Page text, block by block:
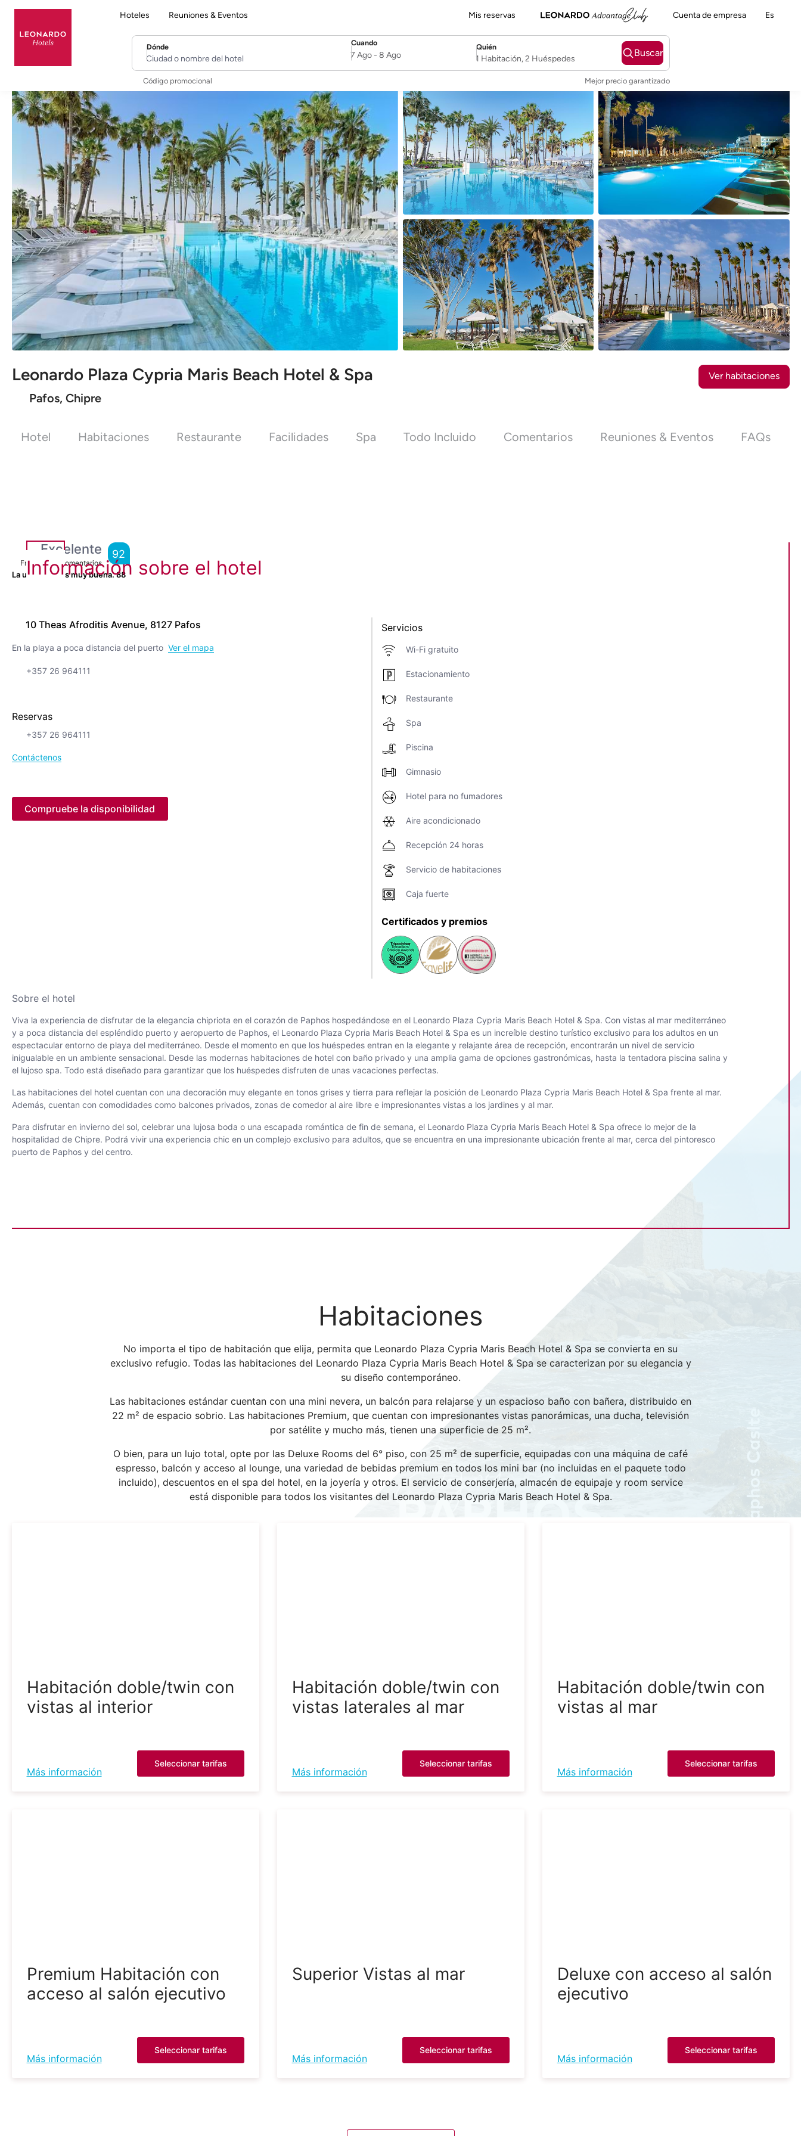
Hoteles Reuniones & Eventos Mis reservas Cuenta de empresa Es
Leonardo Plaza Cypria Maris Beach Hotel & Spa
Pafos, Chipre
Ver habitaciones
Dónde
Ciudad o nombre del hotel
Cuando
SelectDate
7 Ago- 8 Ago
Quién
Username
1 Habitación, 2 Huéspedes
Buscar
Código promocional Mejor precio garantizado
Hotel Habitaciones Restaurante Facilidades Spa Todo Incluido Comentarios Reuniones & Eventos FAQs
Excelente
From3,676 Comentarios
92
La ubicación es muy buena.88
Información sobre el hotel
10 Theas Afroditis Avenue, 8127 Pafos
En la playa a poca distancia del puerto Ver el mapa
+357 26 964111
Reservas
+357 26 964111
Contáctenos
Compruebe la disponibilidad
Servicios
Wi-Fi gratuito
Estacionamiento
Restaurante
Spa
Piscina
Gimnasio
Hotel para no fumadores
Aire acondicionado
Recepción 24 horas
Servicio de habitaciones
Caja fuerte
Certificados y premios
Sobre el hotel
Viva la experiencia de disfrutar de la elegancia chipriota en el corazón de Paphos hospedándose en el Leonardo Plaza Cypria Maris Beach Hotel & Spa. Con vistas al mar mediterráneo
y a poca distancia del espléndido puerto y aeropuerto de Paphos, el Leonardo Plaza Cypria Maris Beach Hotel & Spa es un increíble destino turístico exclusivo para los adultos en un
espectacular entorno de playa del mediterráneo. Desde el momento en que los huéspedes entran en la elegante y relajante área de recepción, encontrarán un nivel de servicio
inigualable en un ambiente sensacional. Desde las modernas habitaciones de hotel con baño privado y una amplia gama de opciones gastronómicas, hasta la tentadora piscina salina y
el lujoso spa. Todo está diseñado para garantizar que los huéspedes disfruten de unas vacaciones perfectas.
Las habitaciones del hotel cuentan con una decoración muy elegante en tonos grises y tierra para reflejar la posición de Leonardo Plaza Cypria Maris Beach Hotel & Spa frente al mar.
Además, cuentan con comodidades como balcones privados, zonas de comedor al aire libre e impresionantes vistas a los jardines y al mar.
Para disfrutar en invierno del sol, celebrar una lujosa boda o una escapada romántica de fin de semana, el Leonardo Plaza Cypria Maris Beach Hotel & Spa ofrece lo mejor de la
hospitalidad de Chipre. Podrá vivir una experiencia chic en un complejo exclusivo para adultos, que se encuentra en una impresionante ubicación frente al mar, cerca del pintoresco
puerto de Paphos y del centro.
Habitaciones
No importa el tipo de habitación que elija, permita que Leonardo Plaza Cypria Maris Beach Hotel & Spa se convierta en su
exclusivo refugio. Todas las habitaciones del Leonardo Plaza Cypria Maris Beach Hotel & Spa se caracterizan por su elegancia y
su diseño contemporáneo.
Las habitaciones estándar cuentan con una mini nevera, un balcón para relajarse y un espacioso baño con bañera, distribuido en
22 m² de espacio sobrio. Las habitaciones Premium, que cuentan con impresionantes vistas panorámicas, una ducha, televisión
por satélite y mucho más, tienen una superficie de 25 m².
O bien, para un lujo total, opte por las Deluxe Rooms del 6° piso, con 25 m² de superficie, equipadas con una máquina de café
espresso, balcón y acceso al lounge, una variedad de bebidas premium en todos los mini bar (no incluidas en el paquete todo
incluido), descuentos en el spa del hotel, en la joyería y otros. El servicio de conserjería, almacén de equipaje y room service
está disponible para todos los visitantes del Leonardo Plaza Cypria Maris Beach Hotel & Spa.
Habitación doble/twin con
vistas al interior
Más información
Seleccionar tarifas
Habitación doble/twin con
vistas laterales al mar
Más información
Seleccionar tarifas
Habitación doble/twin con
vistas al mar
Más información
Seleccionar tarifas
Premium Habitación con
acceso al salón ejecutivo
Más información
Seleccionar tarifas
Superior Vistas al mar
Más información
Seleccionar tarifas
Deluxe con acceso al salón
ejecutivo
Más información
Seleccionar tarifas